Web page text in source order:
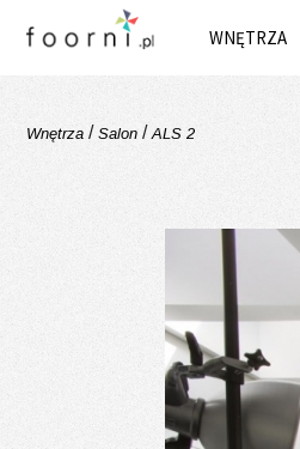
WNĘTRZA
Wnętrza / Salon / ALS 2